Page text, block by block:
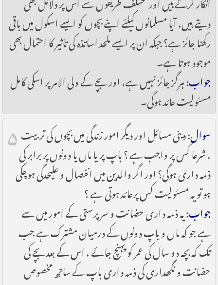
دیتے ہیں، آیا مسلمانوں کیلئے اپنے بچوں کو ایسے اسکول میں باقی
رکھنا جائز ہے؟ جبکہ ان پر ایسے ملحد اساتذہ کی تاثیر کا احتمال بھی
موجود ہوتا ہے۔
جواب: ہرگز جائز نہیں ہے، اور بچے کے ولی الامر پر اسکی کامل
مسئولیت عائد ہوگی۔
۵ سوال: دینی مسائل اور دیگر امور زندگی میں بچوں کی تربیت
، شرعا کس پر واجب ہے ؟ باپ پر یا ماں یا دونوں پر برابر کی
ذمہ داری ہوگی؟ اور اگر والدین میں انفصال و علیحدگی ہوچکی
ہو تو یہ مسئولیت کس پرعائد ہوتی ہے ؟
جواب: یہ ذمہ داری حضانت و سر پرستی کے امور میں سے
ہے جو کہ ماں و باپ دونوں کے درمیان مشترک ہے جب
تک کہ بچہ دو سال کی عمر کو پہنچ جائے ، اس کے بعد بچے کی
حضانت و نگھداری کی ذمہ داری باپ کے ساتھ مخصوص